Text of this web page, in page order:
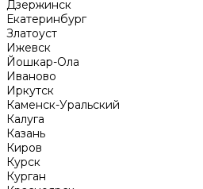
Дзержинск
Екатеринбург
Златоуст
Ижевск
Йошкар-Ола
Иваново
Иркутск
Каменск-Уральский
Калуга
Казань
Киров
Курск
Курган